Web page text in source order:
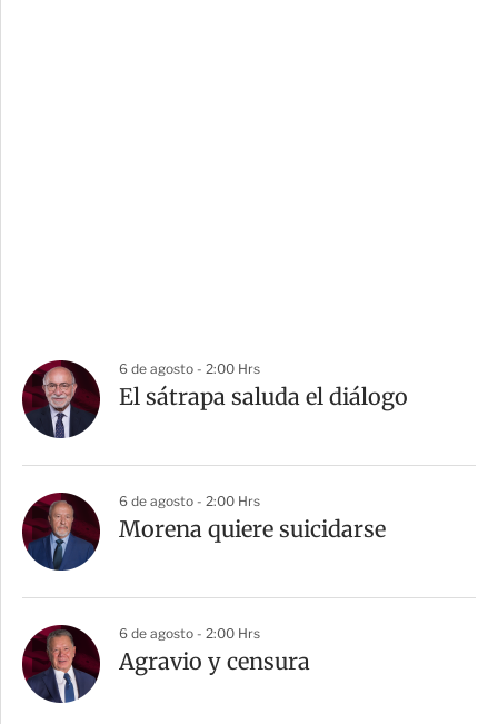
6 de agosto - 2:00 Hrs
El sátrapa saluda el diálogo
6 de agosto - 2:00 Hrs
Morena quiere suicidarse
6 de agosto - 2:00 Hrs
Agravio y censura